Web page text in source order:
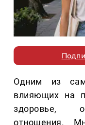
Одним из
влияющих на
здоровье,
отношения.